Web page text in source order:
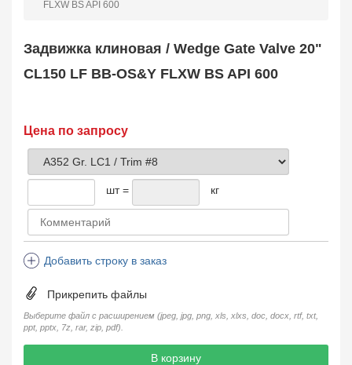
Клапан обратный
Plug Valve
148
Затвор дисковый
Фильтр сетчатый
Strainer
1138
Конденсатоотводчик
Steam Trap
4
Компенсатор
Пламегаситель
Flame Arrester
73
Заказать в 1 клик
FLXW BS API 600
Задвижка клиновая / Wedge Gate Valve 20"
CL150 LF BB-OS&Y FLXW BS API 600
Цена по запросу
шт = кг
Добавить строку в заказ
Прикрепить файлы
Выберите файл с расширением (jpeg, jpg, png, xls, xlxs, doc, docx, rtf, txt,
ppt, pptx, 7z, rar, zip, pdf).
В корзину